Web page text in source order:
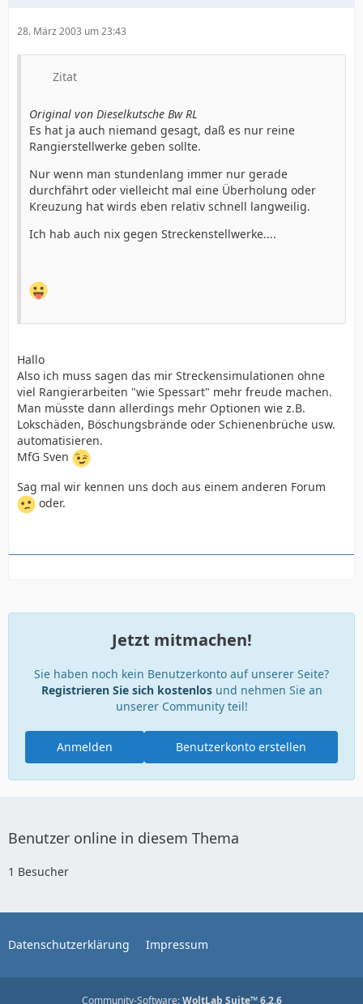
28. März 2003 um 23:43
Zitat
Original von Dieselkutsche Bw RL
Es hat ja auch niemand gesagt, daß es nur reine
Rangierstellwerke geben sollte.
Nur wenn man stundenlang immer nur gerade
durchfährt oder vielleicht mal eine Überholung oder
Kreuzung hat wirds eben relativ schnell langweilig.
Ich hab auch nix gegen Streckenstellwerke....
Hallo
Also ich muss sagen das mir Streckensimulationen ohne
viel Rangierarbeiten "wie Spessart" mehr freude machen.
Man müsste dann allerdings mehr Optionen wie z.B.
Lokschäden, Böschungsbrände oder Schienenbrüche usw.
automatisieren.
MfG Sven
Sag mal wir kennen uns doch aus einem anderen Forum
oder.
Jetzt mitmachen!
Sie haben noch kein Benutzerkonto auf unserer Seite?
Registrieren Sie sich kostenlosund nehmen Sie an
unserer Community teil!
Benutzerkonto erstellen
Anmelden
Benutzer online in diesem Thema
1 Besucher
Datenschutzerklärung Impressum
Community-Software:WoltLab Suite™ 6.2.6